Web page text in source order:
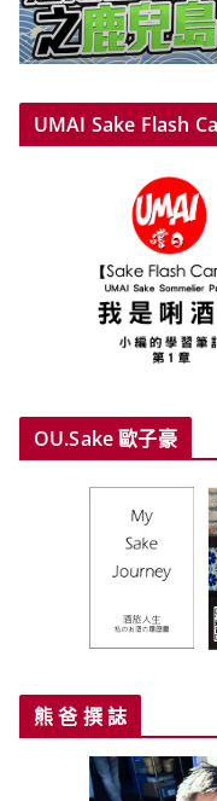
UMAI Sake Flash
OU.Sake 歐子豪
熊 爸 撰 誌